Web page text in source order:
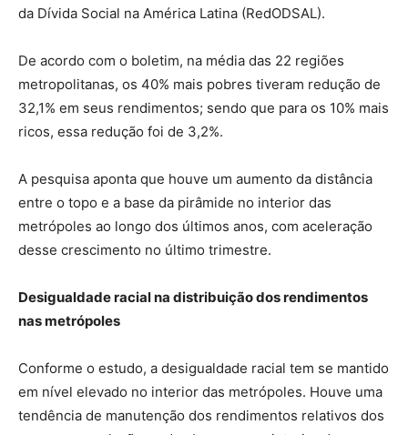
da Dívida Social na América Latina (RedODSAL).
De acordo com o boletim, na média das 22 regiões
metropolitanas, os 40% mais pobres tiveram redução de
32,1% em seus rendimentos; sendo que para os 10% mais
ricos, essa redução foi de 3,2%.
A pesquisa aponta que houve um aumento da distância
entre o topo e a base da pirâmide no interior das
metrópoles ao longo dos últimos anos, com aceleração
desse crescimento no último trimestre.
Desigualdade racial na distribuição dos rendimentos
nas metrópoles
Conforme o estudo, a desigualdade racial tem se mantido
em nível elevado no interior das metrópoles. Houve uma
tendência de manutenção dos rendimentos relativos dos